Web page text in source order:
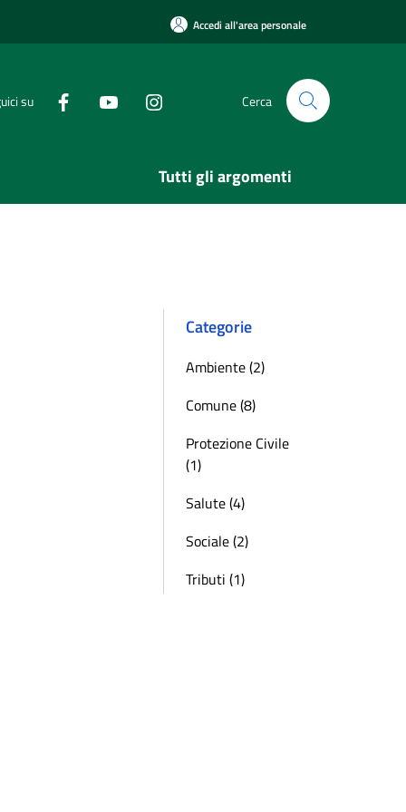
Accedi all'area personale
su Cerca
Tutti gli argomenti
Categorie
Ambiente (2)
Comune (8)
Protezione Civile
(1)
Salute (4)
Sociale (2)
Tributi (1)